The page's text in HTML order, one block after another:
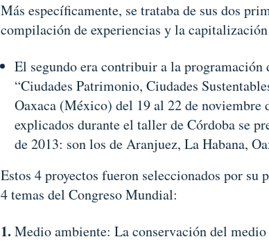
Más específicamente, se trataba de sus dos
compilación de experiencias y la
El segundo era contribuir a la
“Ciudades Patrimonio, Ciudades
Oaxaca (México) del 19 al 22 de noviembre
explicados durante el taller de Córdoba se
de 2013: son los de Aranjuez, La Habana,
Estos 4 proyectos fueron seleccionados por
4 temas del Congreso Mundial:
Medio ambiente: La conservación del